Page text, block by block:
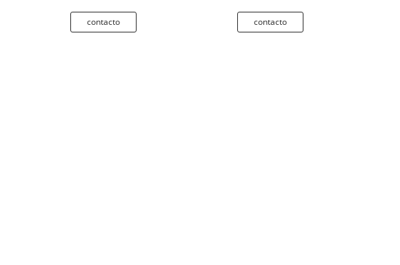
contacto contacto